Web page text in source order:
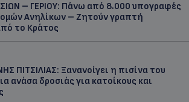
– ΓΕΡΙΟΥ: Πάνω από 8.000 υπογραφές
Ανηλίκων – Ζητούν γραπτή
το Κράτος
ΠΙΤΣΙΛΙΑΣ: Ξανανοίγει η πισίνα του
ανάσα δροσιάς για κατοίκους και